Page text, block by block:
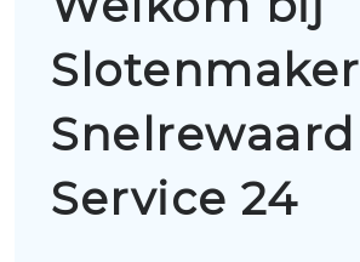
Slotenmaker
Snelrewaard
Service 24